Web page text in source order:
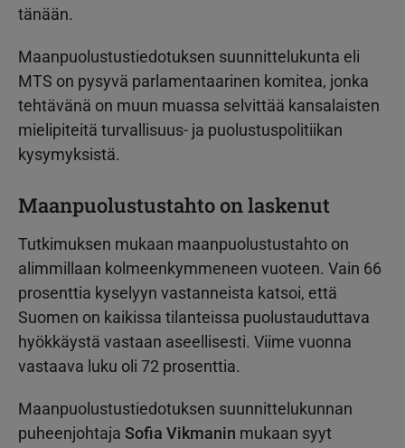
tänään.
Maanpuolustustiedotuksen suunnittelukunta eli
MTS on pysyvä parlamentaarinen komitea, jonka
tehtävänä on muun muassa selvittää kansalaisten
mielipiteitä turvallisuus- ja puolustuspolitiikan
kysymyksistä.
Maanpuolustustahto on laskenut
Tutkimuksen mukaan maanpuolustustahto on
alimmillaan kolmeenkymmeneen vuoteen. Vain 66
prosenttia kyselyyn vastanneista katsoi, että
Suomen on kaikissa tilanteissa puolustauduttava
hyökkäystä vastaan aseellisesti. Viime vuonna
vastaava luku oli 72 prosenttia.
Maanpuolustustiedotuksen suunnittelukunnan
puheenjohtaja Sofia Vikmanin mukaan syyt